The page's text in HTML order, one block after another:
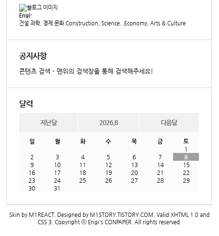
Engi-
건설 과학, 경제 문화 Construction, Science...Economy, Arts & Culture
공지사항
콘텐츠 검색 - 맨위의 검색창을 통해 검색해주세요!
달력
지난달 2026.8 다음달
일 월 화 수 목 금
토
1
2
3 4 5 6 7
8
9
10 11 12 13 14
15
16
17 18 19 20 21
22
23
24 25 26 27 28
29
30
31
Skin by M1REACT . Designed by M1STORY.TISTORY.COM . Valid XHTML 1.0 and
CSS 3 . Copyright ⓒ Engi's CONPAPER . All rights reserved.